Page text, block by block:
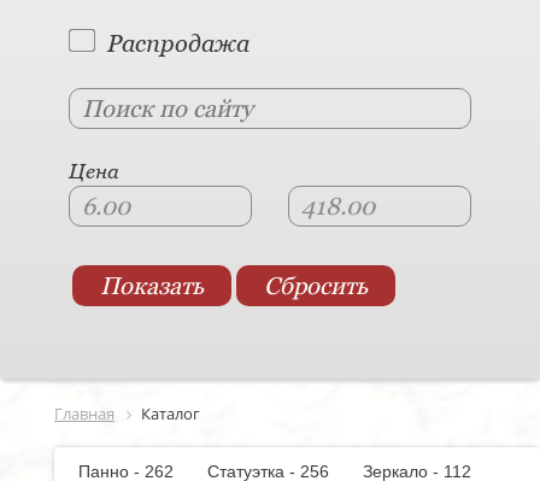
Распродажа
Цена
Главная Каталог
Панно - 262 Статуэтка - 256
Зеркало - 112